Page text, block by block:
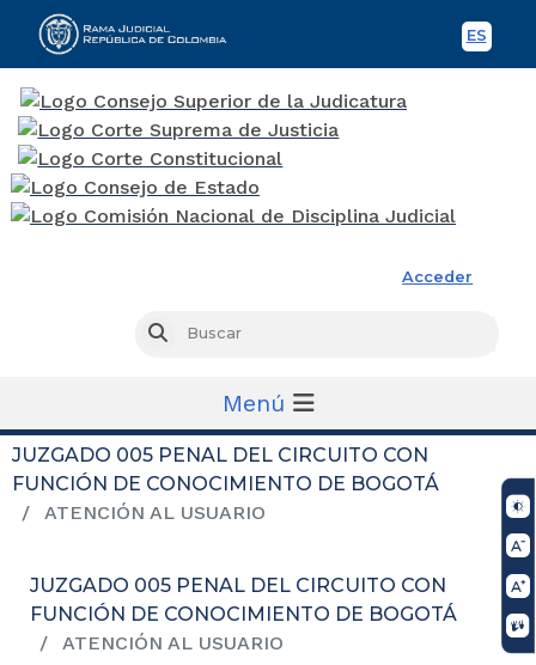
ES
Acceder
Buscar
Menú
JUZGADO 005 PENAL DEL CIRCUITO CON
FUNCIÓN DE CONOCIMIENTO DE BOGOTÁ
ATENCIÓN AL USUARIO
JUZGADO 005 PENAL DEL CIRCUITO CON
FUNCIÓN DE CONOCIMIENTO DE BOGOTÁ
ATENCIÓN AL USUARIO